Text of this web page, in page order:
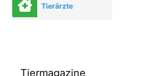
Tierärzte
Tiermagazine